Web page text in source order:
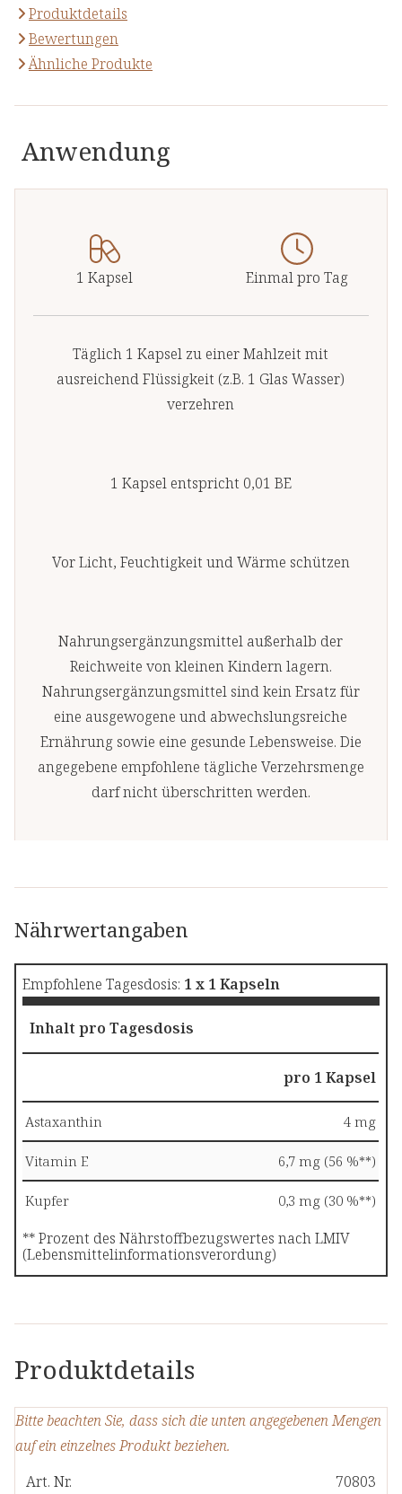
Produktdetails
Bewertungen
Ähnliche Produkte
Anwendung
1 Kapsel Einmal pro Tag
Täglich 1 Kapsel zu einer Mahlzeit mit
ausreichend Flüssigkeit (z.B. 1 Glas Wasser)
verzehren
1 Kapsel entspricht 0,01 BE
Vor Licht, Feuchtigkeit und Wärme schützen
Nahrungsergänzungsmittel außerhalb der
Reichweite von kleinen Kindern lagern.
Nahrungsergänzungsmittel sind kein Ersatz für
eine ausgewogene und abwechslungsreiche
Ernährung sowie eine gesunde Lebensweise. Die
angegebene empfohlene tägliche Verzehrsmenge
darf nicht überschritten werden.
Produktdetails
Bitte beachten Sie, dass sich die unten angegebenen Mengen
auf ein einzelnes Produkt beziehen.
Art. Nr.
70803
Nährwertangaben
Empfohlene Tagesdosis: 1 x 1 Kapseln
Inhalt pro Tagesdosis
pro 1 Kapsel
Astaxanthin 4 mg
Vitamin E 6,7 mg (56 %**)
Kupfer 0,3 mg (30 %**)
** Prozent des Nährstoffbezugswertes nach LMIV
(Lebensmittelinformationsverordung)